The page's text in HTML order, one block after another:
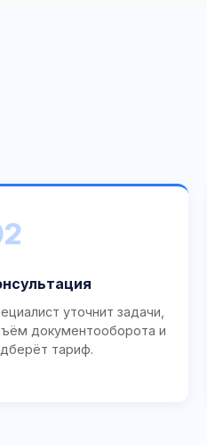
уточнит задачи,
документооборота и
тариф.